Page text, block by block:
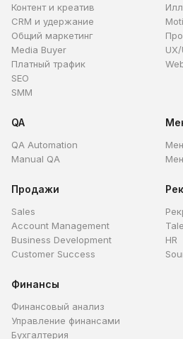
Контент и креатив
CRM и удержание
Общий маркетинг
Media Buyer
Платный трафик
SEO
SMM
UX/
QA
QA Automation
Manual QA
Продажи
Sales
Account Management
Business Development
Customer Success
HR
Финансы
Финансовый анализ
Управление финансами
Бухгалтерия